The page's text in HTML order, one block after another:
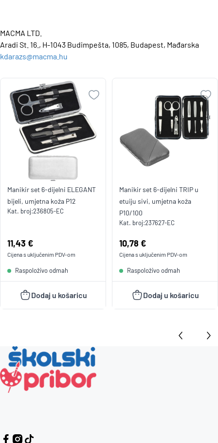
MACMA LTD.
Aradi St. 16., H-1043 Budimpešta, 1085, Budapest, Mađarska
kdarazs@macma.hu
Manikir set 6-dijelni ELEGANT
bijeli, umjetna koža P12
Kat. broj:236805-EC
Cijena:
11,43 €
Cijena s uključenim PDV-om
Raspoloživo odmah
Dodaj u košaricu
Manikir set 6-dijelni TRIP u
etuiju sivi, umjetna koža
P10/100
Kat. broj:237627-EC
Cijena:
10,78 €
Cijena s uključenim PDV-om
Raspoloživo odmah
Dodaj u košaricu